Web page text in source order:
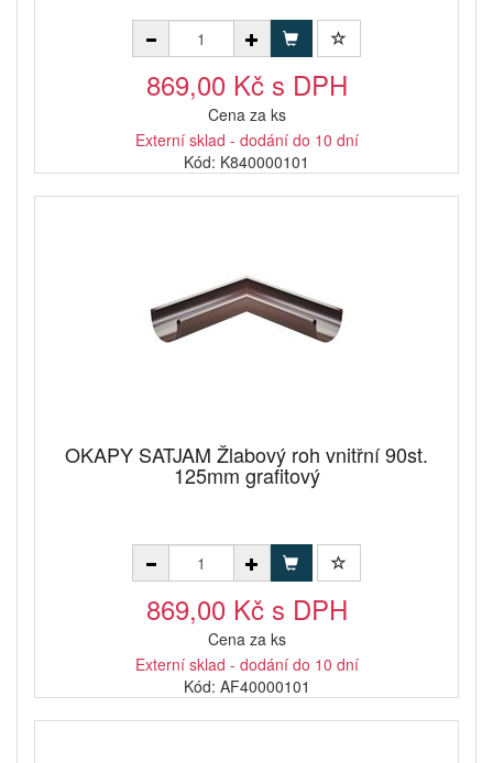
869,00 Kč s DPH
Cena za ks
Externí sklad - dodání do 10 dní
Kód: K840000101
OKAPY SATJAM Žlabový roh vnitřní 90st.
125mm grafitový
869,00 Kč s DPH
Cena za ks
Externí sklad - dodání do 10 dní
Kód: AF40000101